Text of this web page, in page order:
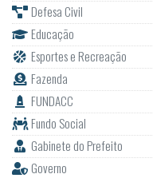
Defesa Civil
Educação
Esportes e Recreação
Fazenda
FUNDACC
Fundo Social
Gabinete do Prefeito
Governo